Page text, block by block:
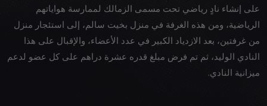
على إنشاء نادٍ رياضي تحت مسمى الزمالك لممارسة هواياتهم
الرياضية، ومن هذه الغرفة في منزل بخيت سالم، إلى استئجار منزل
من غرفتين، بعد الازدياد الكبير في عدد الأعضاء، والإقبال على هذا
النادي الوليد، ثم تم فرض مبلغ قدره عشرة دراهم على كل عضو لدعم
ميزانية النادي.